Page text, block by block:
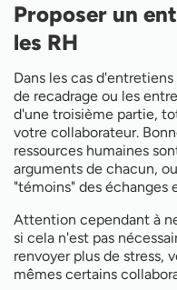
Proposer un
les RH
Dans les cas
de recadrage ou les
d'une troisième partie,
votre collaborateur.
ressources humaines
arguments de chacun,
"témoins" des échanges
Attention cependant à
si cela n'est pas
renvoyer plus de stress,
mêmes certains